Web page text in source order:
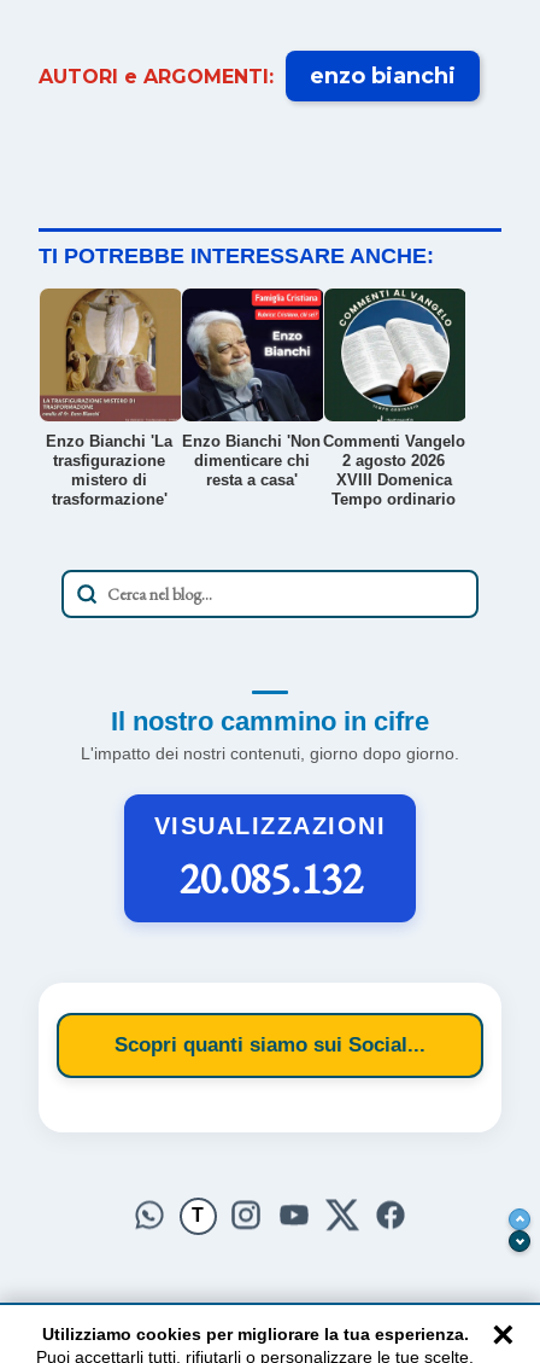
AUTORI e ARGOMENTI: enzo bianchi
TI POTREBBE INTERESSARE ANCHE:
Enzo Bianchi 'La
trasfigurazione
mistero di
trasformazione'
Enzo Bianchi 'Non
dimenticare chi
resta a casa'
Commenti Vangelo
2 agosto 2026
XVIII Domenica
Tempo ordinario
Il nostro cammino in cifre
L'impatto dei nostri contenuti, giorno dopo giorno.
VISUALIZZAZIONI
20.085.132
Scopri quanti siamo sui Social...
T
×
Utilizziamo cookies per migliorare la tua esperienza.
Puoi accettarli tutti, rifiutarli o personalizzare le tue scelte.